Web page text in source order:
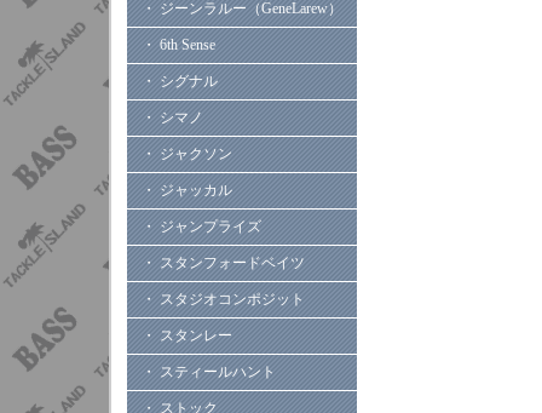
・ ジーンラルー（GeneLarew）
・ 6th Sense
・ シグナル
・ シマノ
・ ジャクソン
・ ジャッカル
・ ジャンプライズ
・ スタンフォードベイツ
・ スタジオコンポジット
・ スタンレー
・ スティールハント
・ ストック